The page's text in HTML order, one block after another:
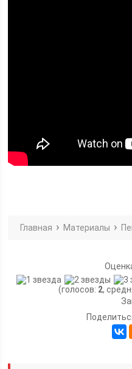
Главная Материалы
(голосов: 2,